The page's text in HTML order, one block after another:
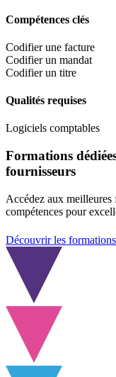
Compétences clés
Codifier une facture
Codifier un mandat
Codifier un titre
Qualités requises
Logiciels comptables
Formations
fournisseurs
Accédez aux meilleures
compétences pour
Découvrir les formations